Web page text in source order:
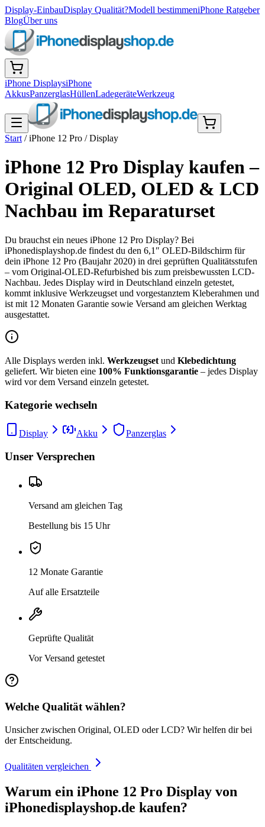
Display-EinbauDisplay Qualität?Modell bestimmeniPhone Ratgeber
BlogÜber uns
iPhone DisplaysiPhone
AkkusPanzerglasHüllenLadegeräteWerkzeug
Start /iPhone 12 Pro /Display
iPhone 12 Pro Display kaufen –
Original OLED, OLED & LCD
Nachbau im Reparaturset
Du brauchst ein neues iPhone 12 Pro Display? Bei
iPhonedisplayshop.de findest du den 6,1″ OLED-Bildschirm für
dein iPhone 12 Pro (Baujahr 2020) in drei geprüften Qualitätsstufen
– vom Original-OLED-Refurbished bis zum preisbewussten LCD-
Nachbau. Jedes Display wird in Deutschland einzeln getestet,
kommt inklusive Werkzeugset und vorgestanztem Kleberahmen und
ist mit 12 Monaten Garantie sowie Versand am gleichen Werktag
ausgestattet.
Alle Displays werden inkl. Werkzeugset und Klebedichtung
geliefert. Wir bieten eine 100% Funktionsgarantie – jedes Display
wird vor dem Versand einzeln getestet.
Kategorie wechseln
Display Akku Panzerglas
Unser Versprechen
Versand am gleichen Tag
Bestellung bis 15 Uhr
12 Monate Garantie
Auf alle Ersatzteile
Geprüfte Qualität
Vor Versand getestet
Welche Qualität wählen?
Unsicher zwischen Original, OLED oder LCD? Wir helfen dir bei
der Entscheidung.
Qualitäten vergleichen
Warum ein iPhone 12 Pro Display von
iPhonedisplayshop.de kaufen?